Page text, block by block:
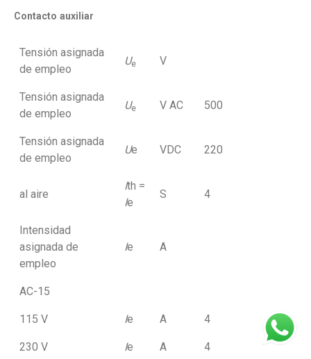
Contacto auxiliar
Tensión asignada
de empleo
Ue V
Tensión asignada
de empleo
Ue V AC 500
Tensión asignada
de empleo
Ue VDC 220
al aire
Ith =
Ie
S 4
Intensidad
asignada de
empleo
Ie A
AC-15
115 V Ie A 4
230 V Ie A 4